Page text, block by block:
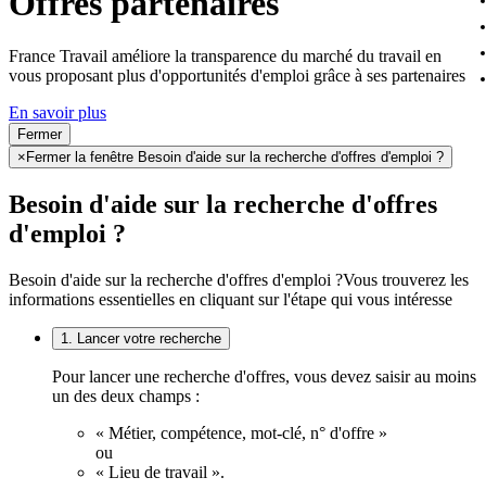
France Travail améliore la transparence du marché du travail en
vous proposant plus d'opportunités d'emploi grâce à ses partenaires
En savoir plus
Fermer
× Fermer la fenêtre Besoin d'aide sur la recherche d'offres d'emploi ?
Besoin d'aide sur la recherche d'offres
d'emploi ?
Besoin d'aide sur la recherche d'offres d'emploi ?Vous trouverez les
informations essentielles en cliquant sur l'étape qui vous intéresse
1. Lancer votre recherche
Pour lancer une recherche d'offres, vous devez saisir au moins
un des deux champs :
« Métier, compétence, mot-clé, n° d'offre »
ou
« Lieu de travail ».